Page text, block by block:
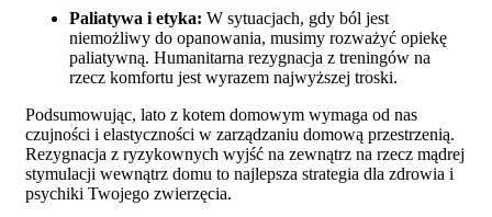
Paliatywa i etyka: W sytuacjach, gdy ból jest
niemożliwy do opanowania, musimy rozważyć opiekę
paliatywną. Humanitarna rezygnacja z treningów na
rzecz komfortu jest wyrazem najwyższej troski.
Podsumowując, lato z kotem domowym wymaga od nas
czujności i elastyczności w zarządzaniu domową przestrzenią.
Rezygnacja z ryzykownych wyjść na zewnątrz na rzecz mądrej
stymulacji wewnątrz domu to najlepsza strategia dla zdrowia i
psychiki Twojego zwierzęcia.